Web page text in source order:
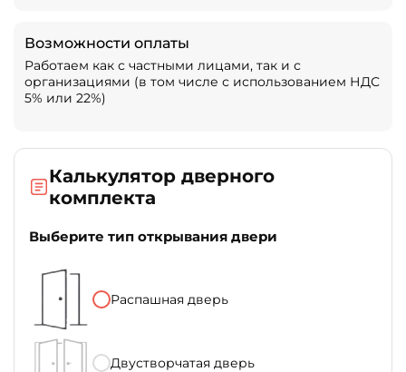
Возможности оплаты
Работаем как с частными лицами, так и с
организациями (в том числе с использованием НДС
5% или 22%)
Калькулятор дверного
комплекта
Выберите тип открывания двери
Распашная дверь
Двустворчатая дверь